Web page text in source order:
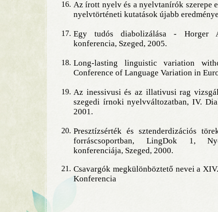
16. Az írott nyelv és a nyelvtanírók szerepe
nyelvtörténeti kutatások újabb
17. Egy tudós diabolizálása - Horger
konferencia, Szeged, 2005.
18. Long-lasting linguistic variation
Conference of Language Variation in
19. Az inessivusi és az illativusi rag
szegedi írnoki nyelvváltozatban, IV.
2001.
20. Presztízsérték és sztenderdizációs
forráscsoportban, LingDok 1,
konferenciája, Szeged, 2000.
21. Csavargók megkülönböztető nevei a
Konferencia